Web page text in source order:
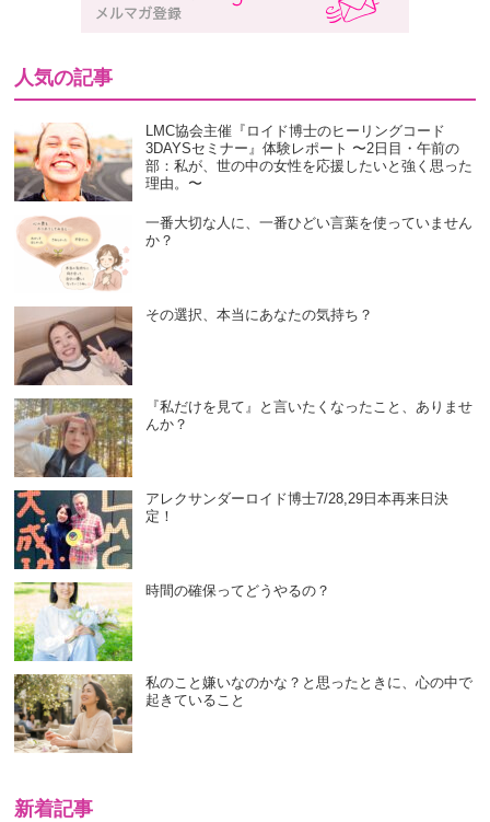
人気の記事
LMC協会主催『ロイド博士のヒーリングコード
3DAYSセミナー』体験レポート 〜2日目・午前の
部：私が、世の中の女性を応援したいと強く思った
理由。〜
一番大切な人に、一番ひどい言葉を使っていません
か？
その選択、本当にあなたの気持ち？
『私だけを見て』と言いたくなったこと、ありませ
んか？
アレクサンダーロイド博士7/28,29日本再来日決
定！
時間の確保ってどうやるの？
私のこと嫌いなのかな？と思ったときに、心の中で
起きていること
新着記事